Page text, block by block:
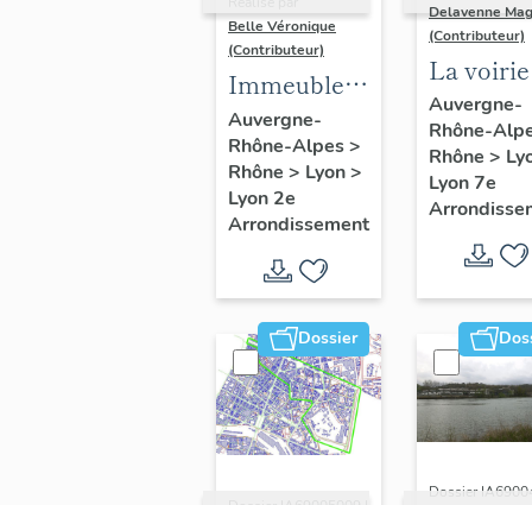
Belle Véronique
(Contributeur)
Immeubles
du secteur
des
Jacobins
Auvergne-
Rhône-Alpes>
Rhône > Lyon>
Lyon 2e
Arrondissement
Delavenne
(Contributeur)
La
secteur
d'étude
"Saint-
André"
(Lyon
Auvergne-
Rhône-
Rhône >
Lyon 7e
Dossier
Dossier